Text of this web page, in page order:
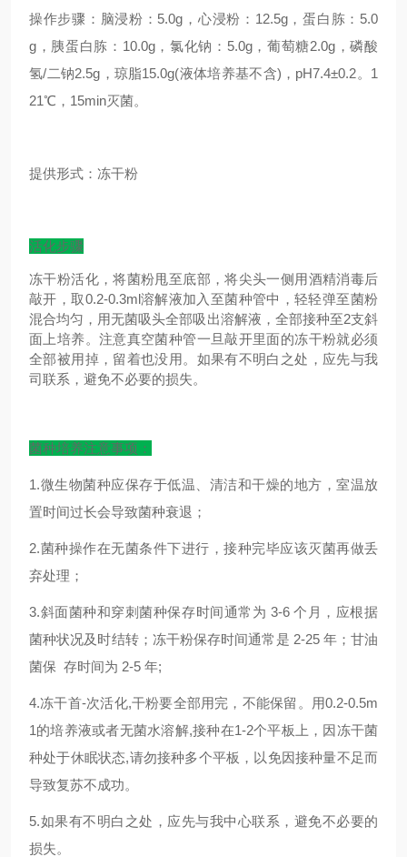
操作步骤：脑浸粉：5.0g，心浸粉：12.5g，蛋白胨：5.0
g，胰蛋白胨：10.0g，氯化钠：5.0g，葡萄糖2.0g，磷酸
氢/二钠2.5g，琼脂15.0g(液体培养基不含)，pH7.4±0.2。1
21℃，15min灭菌。
提供形式：冻干粉
活化步骤
冻干粉活化，将菌粉甩至底部，将尖头一侧用酒精消毒后
敲开，取0.2-0.3ml溶解液加入至菌种管中，轻轻弹至菌粉
混合均匀，用无菌吸头全部吸出溶解液，全部接种至2支斜
面上培养。注意真空菌种管一旦敲开里面的冻干粉就必须
全部被用掉，留着也没用。如果有不明白之处，应先与我
司联系，避免不必要的损失。
菌种培养注意事项：
1.微生物菌种应保存于低温、清洁和干燥的地方，室温放
置时间过长会导致菌种衰退；
2.菌种操作在无菌条件下进行，接种完毕应该灭菌再做丢
弃处理；
3.斜面菌种和穿刺菌种保存时间通常为 3-6 个月，应根据
菌种状况及时结转；冻干粉保存时间通常是 2-25 年；甘油
菌保 存时间为 2-5 年;
4.冻干首-次活化,干粉要全部用完，不能保留。用0.2-0.5m
1的培养液或者无菌水溶解,接种在1-2个平板上，因冻干菌
种处于休眠状态,请勿接种多个平板，以免因接种量不足而
导致复苏不成功。
5.如果有不明白之处，应先与我中心联系，避免不必要的
损失。